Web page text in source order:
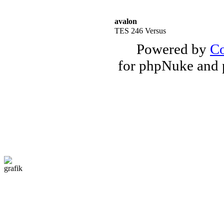
avalon
TES 246 Versus
Powered by
for phpNuke